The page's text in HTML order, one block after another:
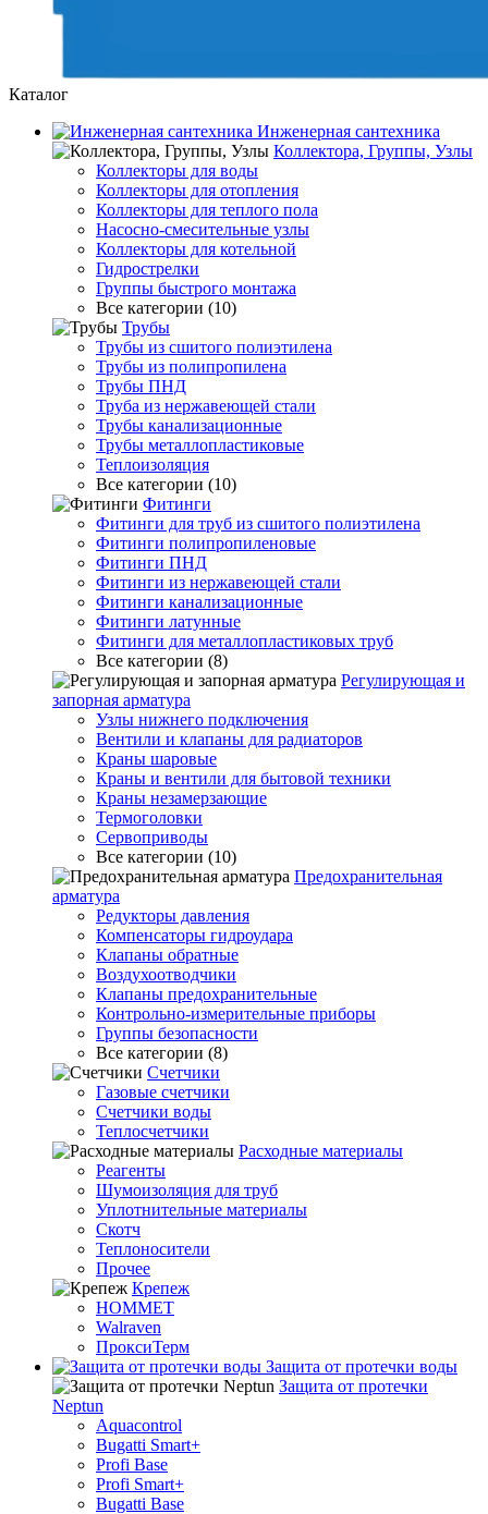
Каталог
Инженерная сантехника
Коллектора, Группы, Узлы
Коллекторы для воды
Коллекторы для отопления
Коллекторы для теплого пола
Насосно-смесительные узлы
Коллекторы для котельной
Гидрострелки
Группы быстрого монтажа
Все категории (10)
Трубы
Трубы из сшитого полиэтилена
Трубы из полипропилена
Трубы ПНД
Труба из нержавеющей стали
Трубы канализационные
Трубы металлопластиковые
Теплоизоляция
Все категории (10)
Фитинги
Фитинги для труб из сшитого полиэтилена
Фитинги полипропиленовые
Фитинги ПНД
Фитинги из нержавеющей стали
Фитинги канализационные
Фитинги латунные
Фитинги для металлопластиковых труб
Все категории (8)
Регулирующая и
запорная арматура
Узлы нижнего подключения
Вентили и клапаны для радиаторов
Краны шаровые
Краны и вентили для бытовой техники
Краны незамерзающие
Термоголовки
Сервоприводы
Все категории (10)
Предохранительная
арматура
Редукторы давления
Компенсаторы гидроудара
Клапаны обратные
Воздухоотводчики
Клапаны предохранительные
Контрольно-измерительные приборы
Группы безопасности
Все категории (8)
Счетчики
Газовые счетчики
Счетчики воды
Теплосчетчики
Расходные материалы
Реагенты
Шумоизоляция для труб
Уплотнительные материалы
Скотч
Теплоносители
Прочее
Крепеж
HOMMET
Walraven
ПроксиТерм
Защита от протечки воды
Защита от протечки
Neptun
Aquacontrol
Bugatti Smart+
Profi Base
Profi Smart+
Bugatti Base